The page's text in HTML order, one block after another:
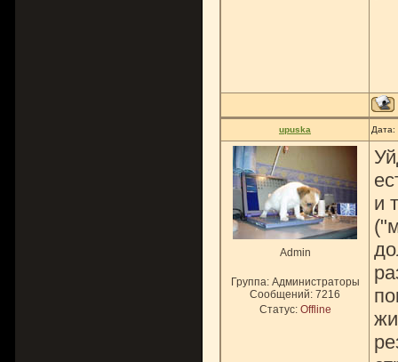
upuska Дата:
Admin
Группа: Администраторы
Сообщений: 7216
Статус: Offline
и